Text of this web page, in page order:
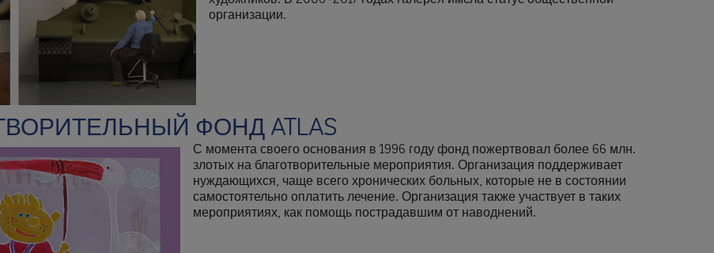
организации.
ФОНД ATLAS
С момента своего основания в 1996 году фонд пожертвовал более 66 млн.
злотых на благотворительные мероприятия. Организация поддерживает
нуждающихся, чаще всего хронических больных, которые не в состоянии
самостоятельно оплатить лечение. Организация также участвует в таких
мероприятиях, как помощь пострадавшим от наводнений.